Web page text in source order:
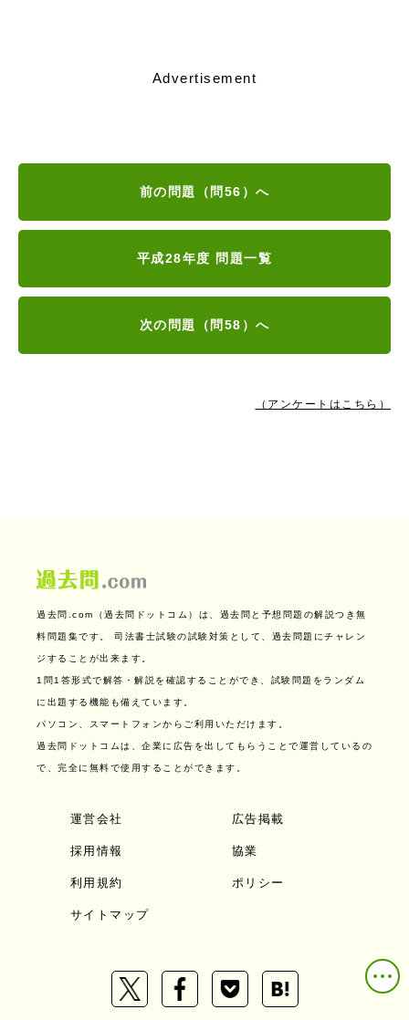
Advertisement
前の問題（問56）へ
平成28年度 問題一覧
次の問題（問58）へ
（アンケートはこちら）
過去問.com（過去問ドットコム）は、過去問と予想問題の解説つき無
料問題集です。 司法書士試験の試験対策として、過去問題にチャレン
ジすることが出来ます。
1問1答形式で解答・解説を確認することができ、試験問題をランダム
に出題する機能も備えています。
パソコン、スマートフォンからご利用いただけます。
過去問ドットコムは、企業に広告を出してもらうことで運営しているの
で、完全に無料で使用することができます。
運営会社 広告掲載
採用情報 協業
利用規約 ポリシー
サイトマップ